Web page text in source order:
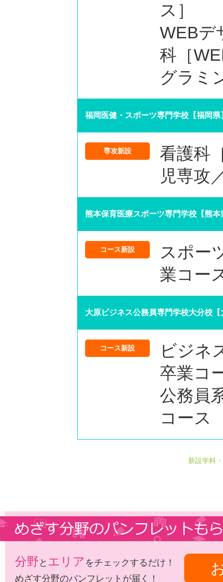
ス］
WEBデ
科［
グラミ
福岡医健・スポーツ専門学校【福岡県
専攻新設
看護科
児専攻
熊本保育医療スポーツ専門学校【熊本
コース新設
スポー
業コー
大原ビジネス公務員専門学校大分校【
コース新設
ビジネ
卒業コ
公務員
コース
新設学科
分野 と エリア をチェックするだけ！
めざす分野のパンフレットが届く！